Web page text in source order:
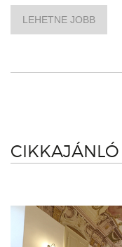
LEHETNE JOBB
CIKKAJÁNLÓ